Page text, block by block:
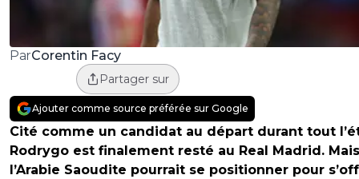
ParCorentin Facy
Partager sur
Ajouter comme source préférée sur Google
Cité comme un candidat au départ durant tout
Rodrygo est finalement resté au Real Madrid. Mais
l’Arabie Saoudite pourrait se positionner pour